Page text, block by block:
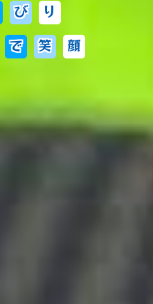
び
り
で 笑 顔